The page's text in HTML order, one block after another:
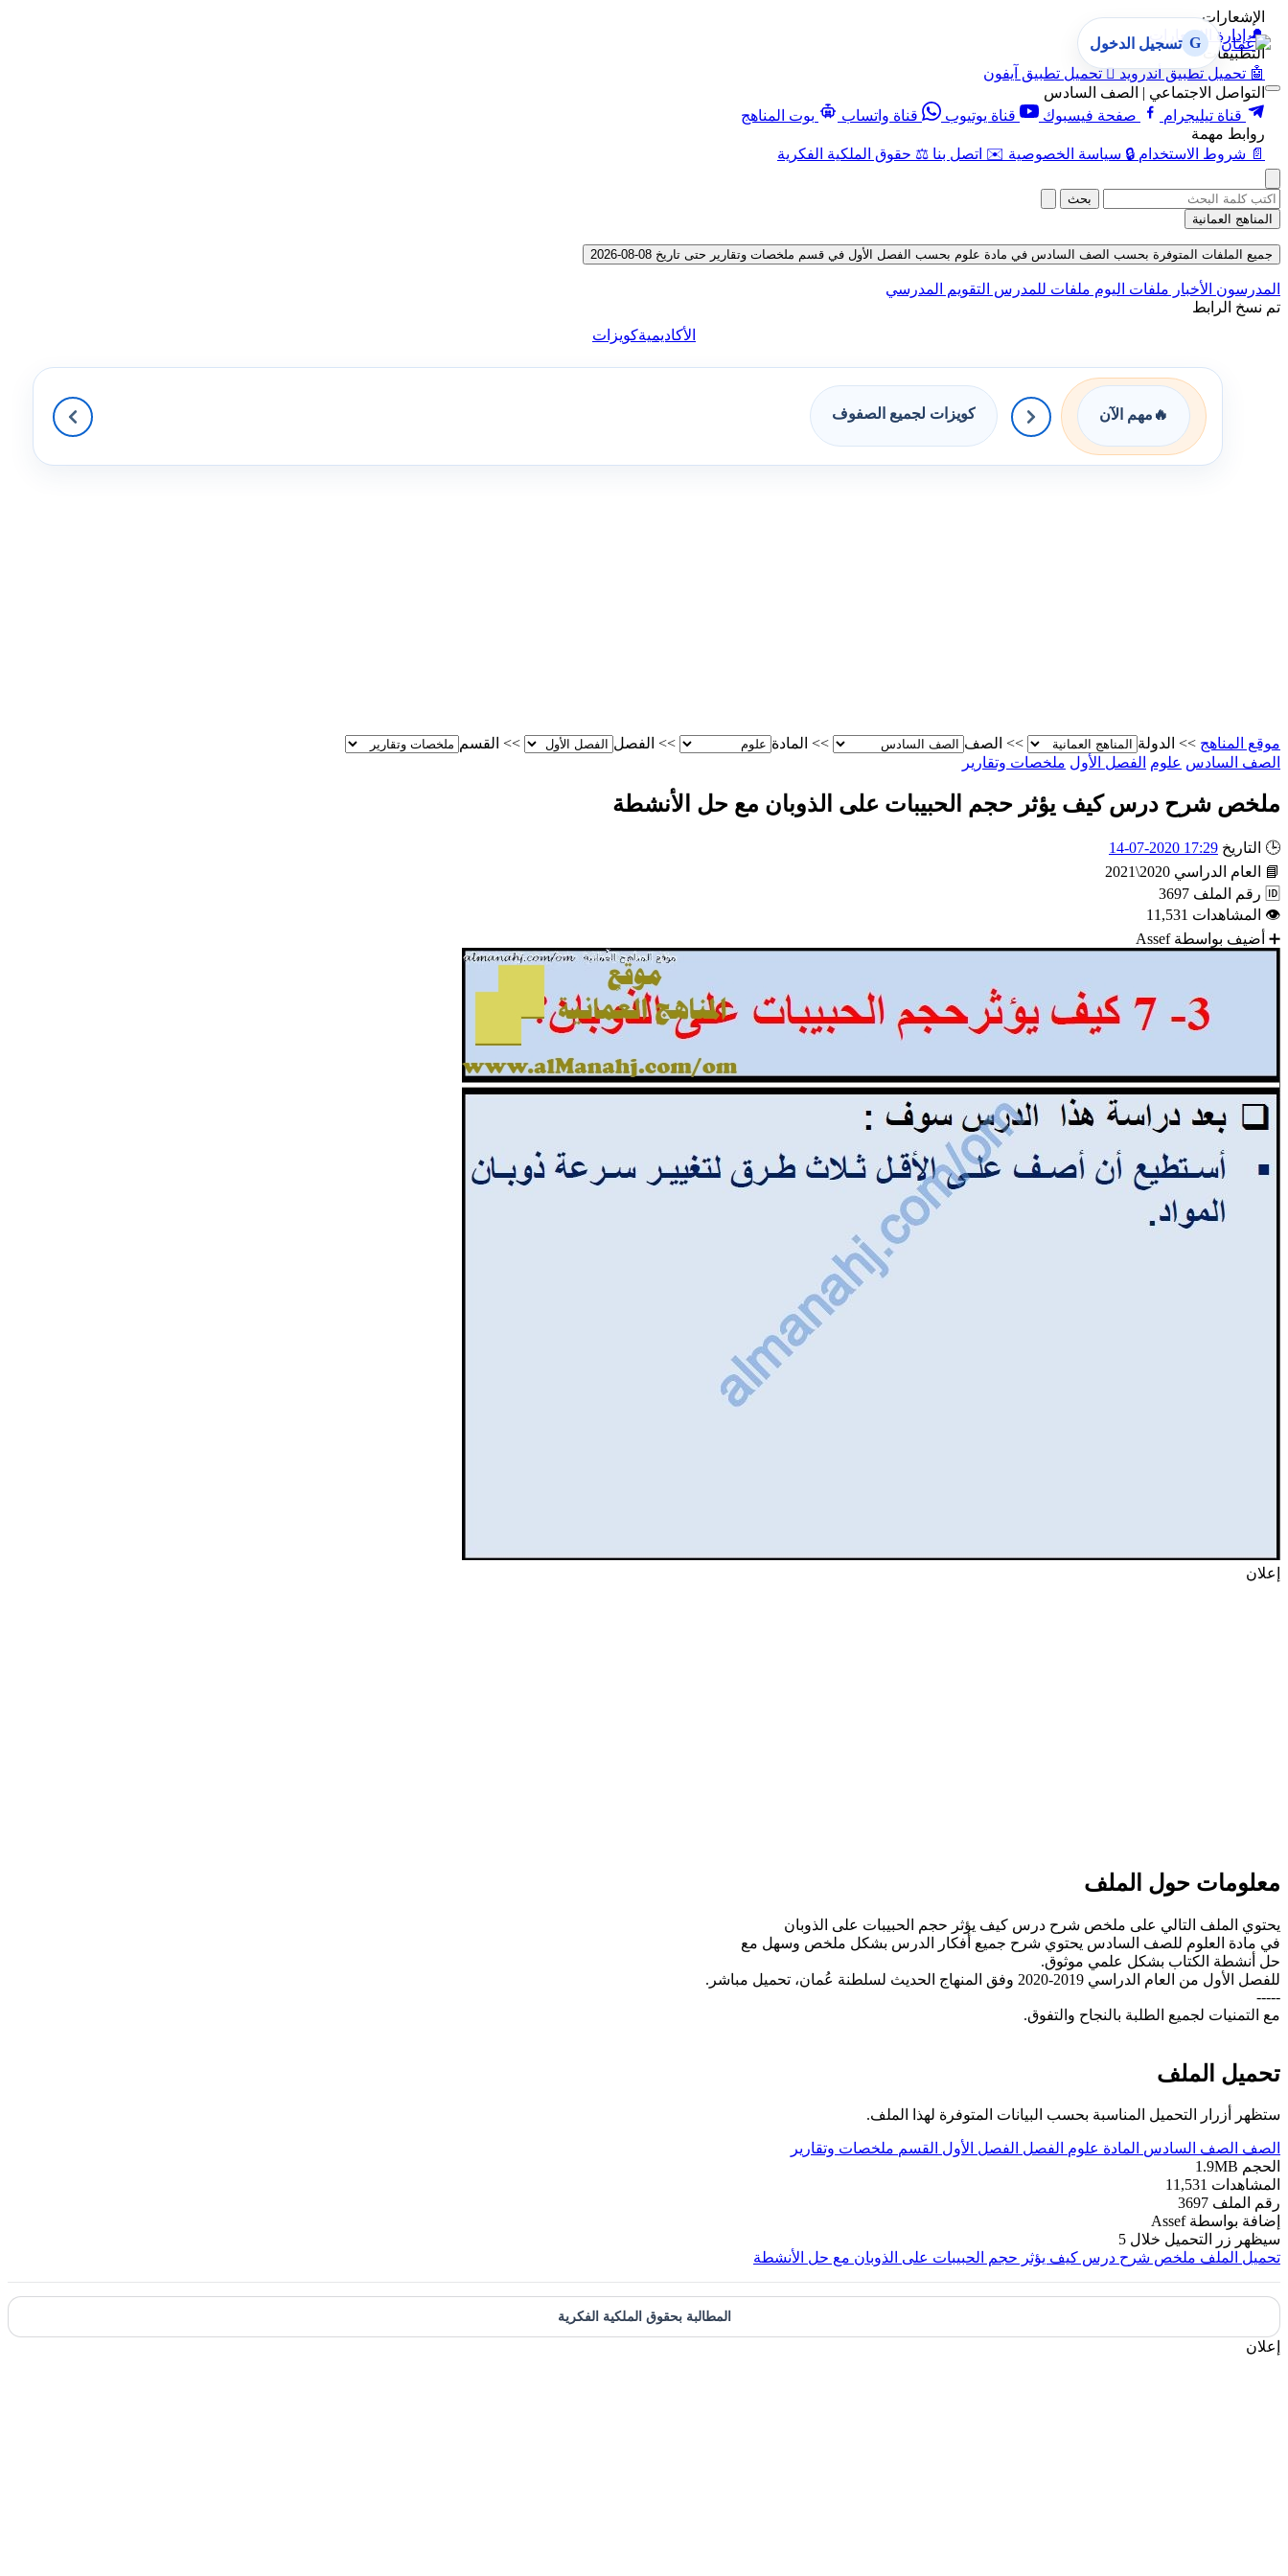
الإشعارات
🔔 إدارة الإشعارات
التطبيقات
🤖 تحميل تطبيق أندرويد  تحميل تطبيق آيفون
التواصل الاجتماعي | الصف السادس
قناة تيليجرام
صفحة فيسبوك قناة يوتيوب قناة واتساب
بوت المناهج
روابط مهمة
📄 شروط الاستخدام 🔒 سياسة الخصوصية ✉️ اتصل بنا ⚖️ حقوق الملكية الفكرية
G تسجيل الدخول
بحث
المناهج العمانية
جميع الملفات المتوفرة بحسب الصف السادس في مادة علوم بحسب الفصل الأول في قسم ملخصات وتقارير حتى تاريخ 08-08-2026
المدرسون الأخبار ملفات اليوم ملفات للمدرس التقويم المدرسي
تم نسخ الرابط
الأكاديميةكويزات
🔥 مهم الآن كويزات لجميع الصفوف
موقع المناهج >> الدولة >> الصف >> المادة >> الفصل >> القسم
الصف السادس علوم الفصل الأول ملخصات وتقارير
ملخص شرح درس كيف يؤثر حجم الحبيبات على الذوبان مع حل الأنشطة
🕒 التاريخ 17:29 2020-07-14
📘
العام الدراسي 2020\2021
🆔 رقم الملف 3697
👁 المشاهدات 11,531
➕ أضيف بواسطة Assef
إعلان
معلومات حول الملف
يحتوي الملف التالي على ملخص شرح درس كيف يؤثر حجم الحبيبات على الذوبان
في مادة العلوم للصف السادس يحتوي شرح جميع أفكار الدرس بشكل ملخص وسهل مع
حل أنشطة الكتاب بشكل علمي موثوق.
للفصل الأول من العام الدراسي 2019-2020 وفق المنهاج الحديث لسلطنة عُمان، تحميل مباشر.
-----
مع التمنيات لجميع الطلبة بالنجاح والتفوق.
تحميل الملف
ستظهر أزرار التحميل المناسبة بحسب البيانات المتوفرة لهذا الملف.
الصف الصف السادس المادة علوم الفصل الفصل الأول القسم ملخصات وتقارير
الحجم 1.9MB
المشاهدات 11,531
رقم الملف 3697
إضافة بواسطة Assef
سيظهر زر التحميل خلال 5
تحميل الملف ملخص شرح درس كيف يؤثر حجم الحبيبات على الذوبان مع حل الأنشطة
المطالبة بحقوق الملكية الفكرية
إعلان